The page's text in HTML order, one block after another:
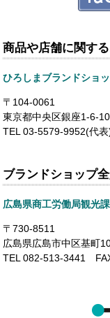
商品や店舗に関す
ひろしまブランドショ
〒104-0061
東京都中央区銀座1-6-
TEL 03-5579-9952(代
ブランドショップ
広島県商工労働局観光課
〒730-8511
広島県広島市中区基町
TEL 082-513-3441